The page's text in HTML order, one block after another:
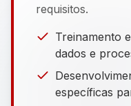
requisitos.
Treinamento
dados e
específicas